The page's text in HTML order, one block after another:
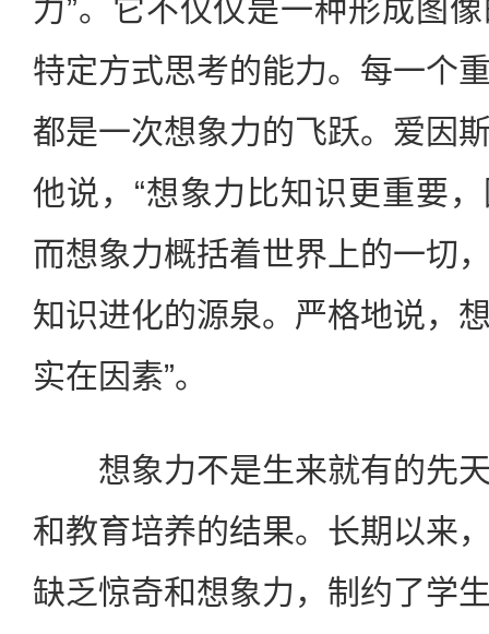
力”。它不仅仅是一种形成图
特定方式思考的能力。每一个
都是一次想象力的飞跃。爱因
他说，“想象力比知识更重要
而想象力概括着世界上的一切
知识进化的源泉。严格地说，
实在因素”。
想象力不是生来就有的先天
和教育培养的结果。长期以来
缺乏惊奇和想象力，制约了学